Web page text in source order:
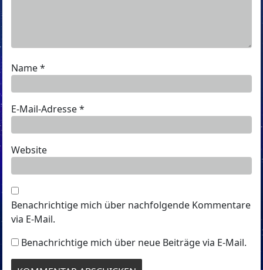
Name*
E-Mail-Adresse*
Website
Benachrichtige mich über nachfolgende Kommentare
via E-Mail.
Benachrichtige mich über neue Beiträge via E-Mail.